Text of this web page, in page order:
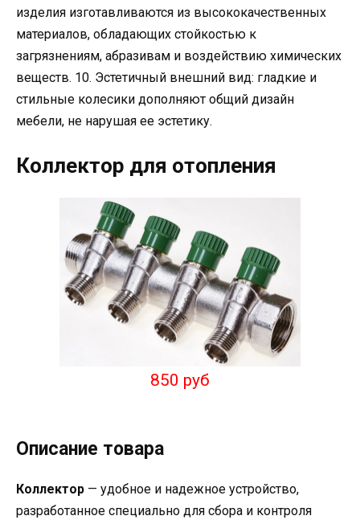
изделия изготавливаются из высококачественных
материалов, обладающих стойкостью к
загрязнениям, абразивам и воздействию химических
веществ. 10. Эстетичный внешний вид: гладкие и
стильные колесики дополняют общий дизайн
мебели, не нарушая ее эстетику.
Коллектор для отопления
850 руб
Описание товара
Коллектор — удобное и надежное устройство,
разработанное специально для сбора и контроля